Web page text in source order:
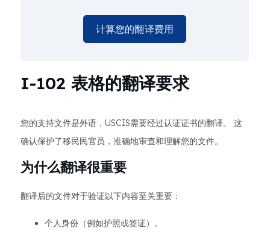
计算您的翻译费用
I-102 表格的翻译要求
您的支持文件是外语，USCIS需要经过认证证书的翻译。 这
确认保护了移民民官员，准确地审查和理解您的文件。
为什么翻译很重要
翻译后的文件对于验证以下内容至关重要：
个人身份（例如护照或签证）。